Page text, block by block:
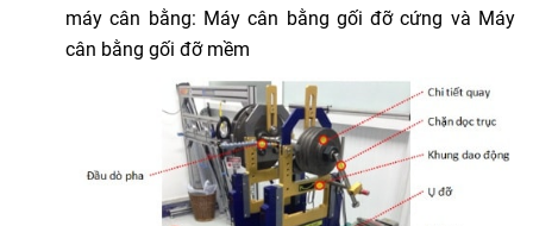
máy cân bằng: Máy cân bằng gối đỡ cứng và Máy
cân bằng gối đỡ mềm